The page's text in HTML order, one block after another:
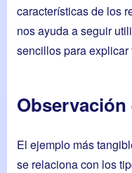
características de los
nos ayuda a seguir
sencillos para
El ejemplo más
se relaciona con los